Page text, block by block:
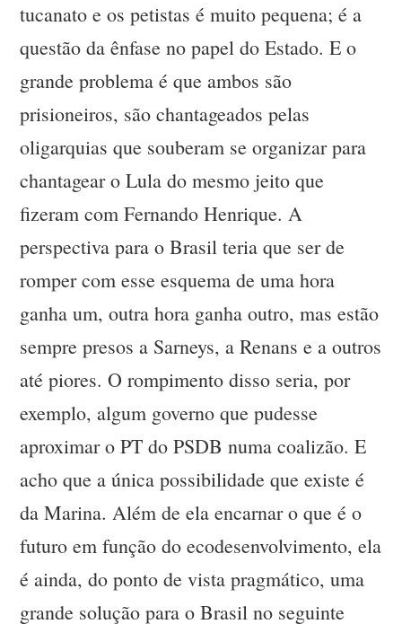
tucanato e os petistas é muito pequena; é a
questão da ênfase no papel do Estado. E o
grande problema é que ambos são
prisioneiros, são chantageados pelas
oligarquias que souberam se organizar para
chantagear o Lula do mesmo jeito que
fizeram com Fernando Henrique. A
perspectiva para o Brasil teria que ser de
romper com esse esquema de uma hora
ganha um, outra hora ganha outro, mas estão
sempre presos a Sarneys, a Renans e a outros
até piores. O rompimento disso seria, por
exemplo, algum governo que pudesse
aproximar o PT do PSDB numa coalizão. E
acho que a única possibilidade que existe é
da Marina. Além de ela encarnar o que é o
futuro em função do ecodesenvolvimento, ela
é ainda, do ponto de vista pragmático, uma
grande solução para o Brasil no seguinte